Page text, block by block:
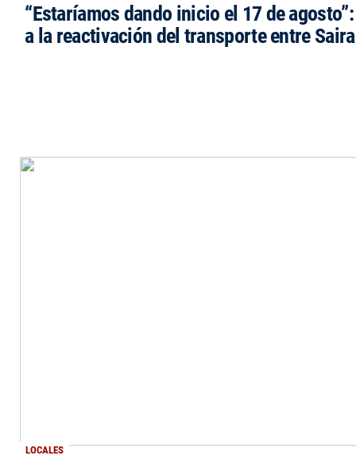
“Estaríamos dando inicio el 17 de
a la reactivación del transporte entre
LOCALES